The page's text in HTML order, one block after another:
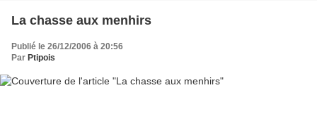
La chasse aux menhirs
Publié le 26/12/2006 à 20:56
Par Ptipois